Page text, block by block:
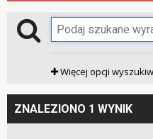
Więcej opcji
ZNALEZIONO 1 WYNIK